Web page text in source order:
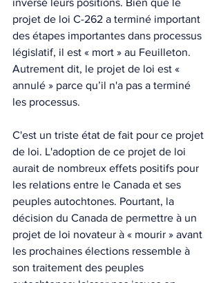
inversé leurs positions. Bien que le
projet de loi C-262 a terminé important
des étapes importantes dans processus
législatif, il est « mort » au Feuilleton.
Autrement dit, le projet de loi est «
annulé » parce qu’il n'a pas a terminé
les processus.
C'est un triste état de fait pour ce projet
de loi. L'adoption de ce projet de loi
aurait de nombreux effets positifs pour
les relations entre le Canada et ses
peuples autochtones. Pourtant, la
décision du Canada de permettre à un
projet de loi novateur à « mourir » avant
les prochaines élections ressemble à
son traitement des peuples